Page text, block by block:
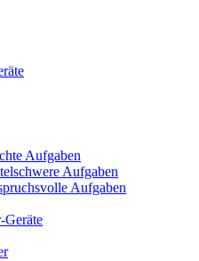
Aufgaben
Aufgaben
Aufgaben
Geräte